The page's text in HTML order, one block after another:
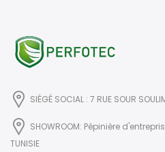
SIÉGÉ SOCIAL : 7 RUE SOUR
SHOWROOM: Pépinière
TUNISIE